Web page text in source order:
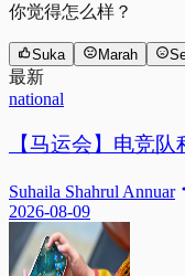
你觉得怎么样？
Suka Marah
最新
national
【马运会】电竞
Suhaila Shahrul Annuar
2026-08-09